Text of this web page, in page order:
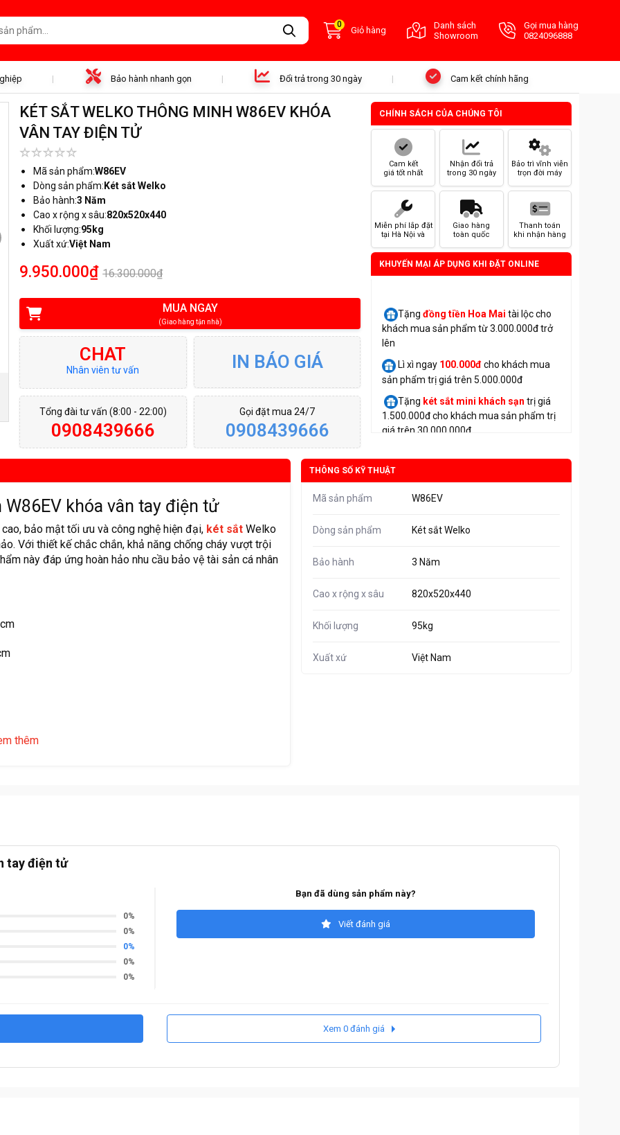
0
Giỏ hàng
Danh sách
Showroom
Gọi mua hàng
0824096888
Bảo hành nhanh gọn Đổi trả trong 30 ngày Cam kết chính hãng
KÉT SẮT WELKO THÔNG MINH W86EV KHÓA
VÂN TAY ĐIỆN TỬ
Mã sản phẩm:W86EV
Dòng sản phẩm: Két sắt Welko
Bảo hành:3 Năm
Cao x rộng x sâu:820x520x440
Khối lượng:95kg
Xuất xứ:Việt Nam
9.950.000₫ 16.300.000₫
MUA NGAY
(Giao hàng tận nhà)
CHAT
Nhân viên tư vấn IN BÁO GIÁ
Tổng đài tư vấn (8:00 - 22:00)
0908439666
Gọi đặt mua 24/7
0908439666
CHÍNH SÁCH CỦA CHÚNG TÔI
Cam kết
giá tốt nhất
Nhận đổi trả
trong 30 ngày
Bảo trì vĩnh viễn
trọn đời máy
Miễn phí lắp đặt
tại Hà Nội và
Giao hàng
toàn quốc
Thanh toán
khi nhận hàng
KHUYẾN MẠI ÁP DỤNG KHI ĐẶT ONLINE
Tặngđồng tiền Hoa Mai tài lộc cho
khách mua sản phẩm từ 3.000.000đ trở
lên
Lì xì ngay 100.000đcho khách mua
sản phẩm trị giá trên 5.000.000đ
Tặng két sắt mini khách sạn trị giá
1.500.000đ cho khách mua sản phẩm trị
giá trên 30.000.000đ
khóa vân tay điện tử
bảo mật tối ưu và công nghệ hiện đại, két sắtWelko
Với thiết kế chắc chắn, khả năng chống cháy vượt trội
này đáp ứng hoàn hảo nhu cầu bảo vệ tài sản cá nhân
hoặc di chuyển két
tử và vân tay
thêm
THÔNG SỐ KỸ THUẬT
Mã sản phẩm W86EV
Dòng sản phẩm Két sắt Welko
Bảo hành 3 Năm
Cao x rộng x sâu 820x520x440
Khối lượng 95kg
Xuất xứ Việt Nam
tay điện tử
0%
0%
0%
0%
0%
Bạn đã dùng sản phẩm này?
Viết đánh giá
Xem 0 đánh giá